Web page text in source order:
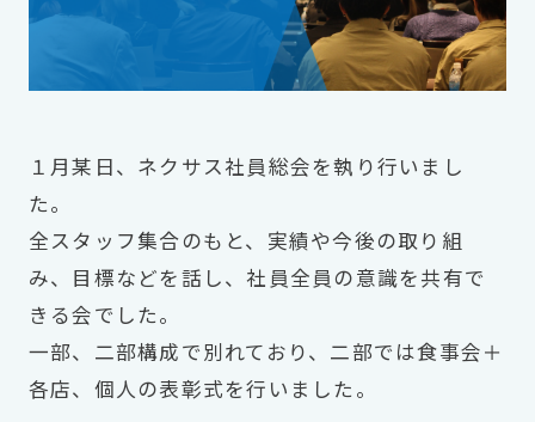
１月某日、ネクサス社員総会を執り行いまし
た。
全スタッフ集合のもと、実績や今後の取り組
み、目標などを話し、社員全員の意識を共有で
きる会でした。
一部、二部構成で別れており、二部では食事会＋
各店、個人の表彰式を行いました。